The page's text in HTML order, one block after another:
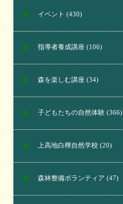
イベント (430)
指導者養成講座(106)
森を楽しむ講座(34)
子どもたちの自然体験(366)
上高地白樺自然学校(20)
森林整備ボランティア (47)